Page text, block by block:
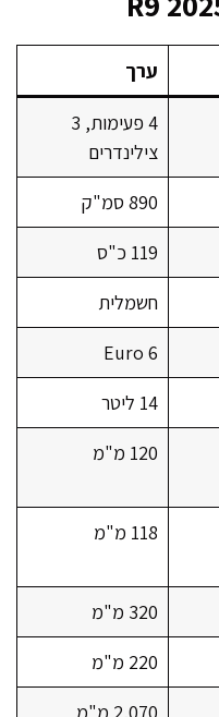
ערך
4 פעימות, 3
צילינדרים
890 סמ"ק
119 כ"ס
חשמלית
Euro 6
14 ליטר
120 מ"מ
118 מ"מ
320 מ"מ
220 מ"מ